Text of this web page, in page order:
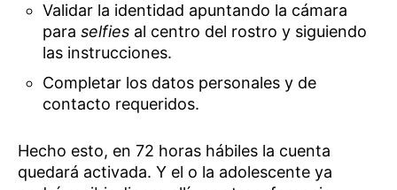
Validar la identidad apuntando la cámara
paraselfies al centro del rostro y siguiendo
las instrucciones.
Completar los datos personales y de
contacto requeridos.
Hecho esto, en 72 horas hábiles la cuenta
quedará activada. Y el o la adolescente ya